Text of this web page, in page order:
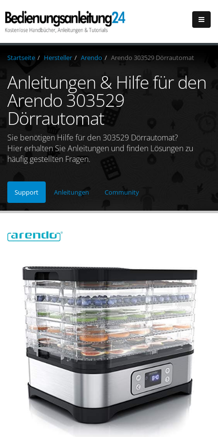
Startseite Hersteller Arendo Arendo 303529 Dörrautomat
Anleitungen & Hilfe für den
Arendo 303529
Dörrautomat
Sie benötigen Hilfe für den 303529 Dörrautomat?
Hier erhalten Sie Anleitungen und finden Lösungen zu
häufig gestellten Fragen.
Support Anleitungen Community